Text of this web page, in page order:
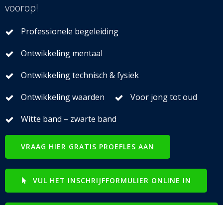
voorop!
Professionele begeleiding
Ontwikkeling mentaal
Ontwikkeling technisch & fysiek
Ontwikkeling waarden
Voor jong tot oud
Witte band – zwarte band
VRAAG HIER GRATIS PROEFLES AAN
VUL HET INSCHRIJFFORMULIER ONLINE IN